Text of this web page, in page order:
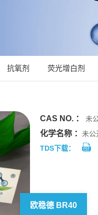
抗氧剂 荧光增白剂
CAS NO. ： 未
化学名称 ：
未公
TDS下载：
欧稳德 BR40